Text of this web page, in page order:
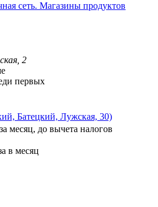
сеть. Магазины продуктов
2
первых
Батецкий, Лужская, 30)
за месяц, до вычета налогов
в месяц